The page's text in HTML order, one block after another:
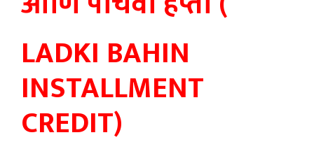
LADKI BAHIN
INSTALLMENT
CREDIT)